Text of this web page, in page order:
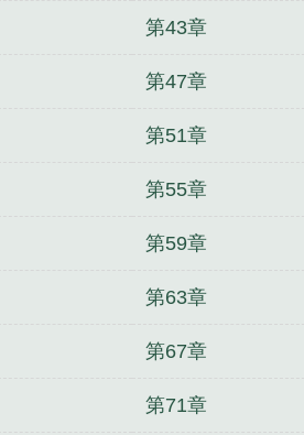
第43章
第47章
第51章
第55章
第59章
第63章
第67章
第71章